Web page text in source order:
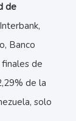
de
Banco
de
de la
solo